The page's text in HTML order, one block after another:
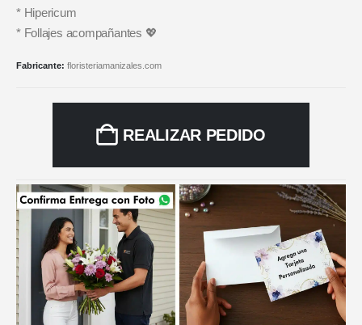
* Hipericum
* Follajes acompañantes 💖
Fabricante: floristeriamanizales.com
REALIZAR PEDIDO